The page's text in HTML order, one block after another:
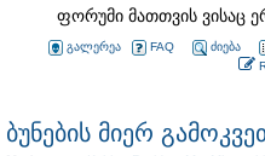
ფორუმი მათთვის ვისაც
გალერეა FAQ ძიება
ბუნების მიერ